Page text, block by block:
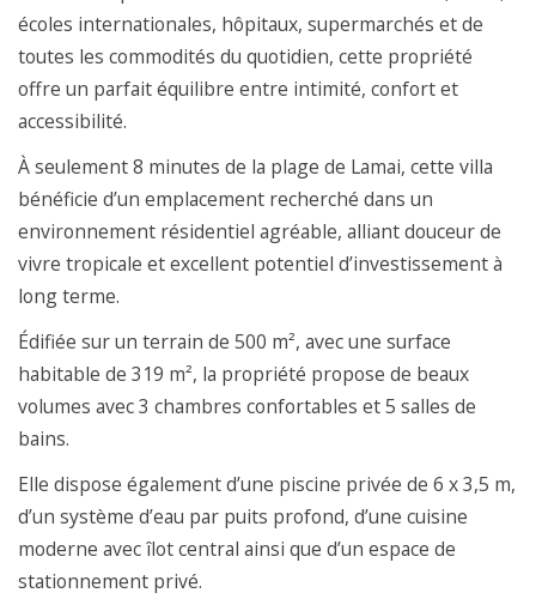
écoles internationales, hôpitaux, supermarchés et de
toutes les commodités du quotidien, cette propriété
offre un parfait équilibre entre intimité, confort et
accessibilité.
À seulement 8 minutes de la plage de Lamai, cette villa
bénéficie d’un emplacement recherché dans un
environnement résidentiel agréable, alliant douceur de
vivre tropicale et excellent potentiel d’investissement à
long terme.
Édifiée sur un terrain de 500 m², avec une surface
habitable de 319 m², la propriété propose de beaux
volumes avec 3 chambres confortables et 5 salles de
bains.
Elle dispose également d’une piscine privée de 6 x 3,5 m,
d’un système d’eau par puits profond, d’une cuisine
moderne avec îlot central ainsi que d’un espace de
stationnement privé.